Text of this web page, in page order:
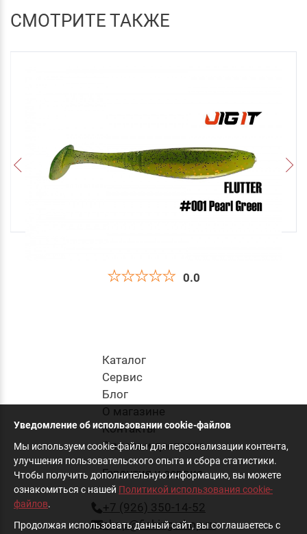
СМОТРИТЕ ТАКЖЕ
0.0
270
Каталог
Cервис
Блог
О магазине
Контакты
Оплата и доставка
Гарантия и сервис
+7 (926) 350-14-52
shop@fishing-shop.ru
Уведомление об использовании cookie-файлов
Мы используем cookie-файлы для персонализации контента,
улучшения пользовательского опыта и сбора статистики.
Чтобы получить дополнительную информацию, вы можете
ознакомиться с нашей Политикой использования cookie-
файлов.
Продолжая использовать данный сайт, вы соглашаетесь с